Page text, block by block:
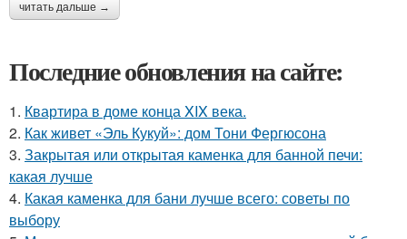
читать дальше →
Последние обновления на сайте:
1. Квартира в доме конца XIX века.
2. Как живет «Эль Кукуй»: дом Тони Фергюсона
3. Закрытая или открытая каменка для банной печи:
какая лучше
4. Какая каменка для бани лучше всего: советы по
выбору